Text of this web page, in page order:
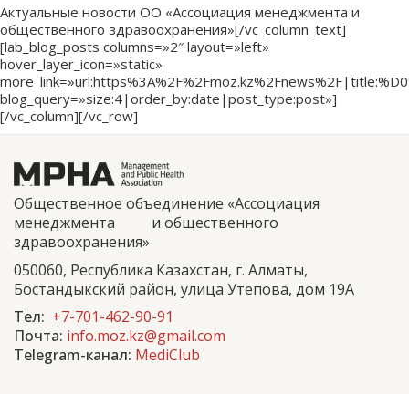
Актуальные новости ОО «Ассоциация менеджмента и
общественного здравоохранения»[/vc_column_text]
[lab_blog_posts columns=»2″ layout=»left»
hover_layer_icon=»static»
blog_query=»size:4|order_by:date|post_type:post»]
[/vc_column][/vc_row]
Общественное объединение «Ассоциация
менеджмента и общественного
здравоохранения»
050060, Республика Казахстан, г. Алматы,
Бостандыкский район, улица Утепова, дом 19А
Тел: +7-701-462-90-91
Почта: info.moz.kz@gmail.com
Telegram-канал: MediClub